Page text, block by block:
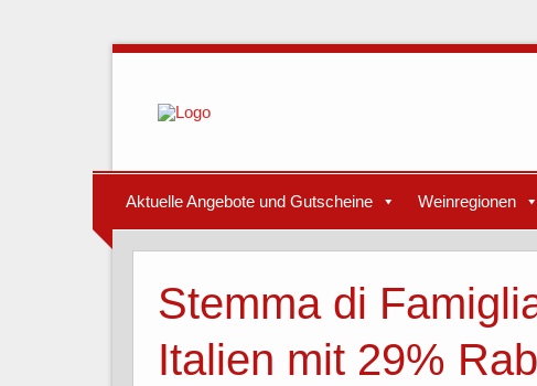
Aktuelle Angebote und Gutscheine Weinregionen
Stemma di
Italien mit 29%